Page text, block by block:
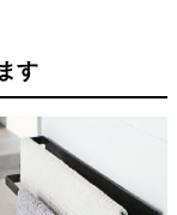
す